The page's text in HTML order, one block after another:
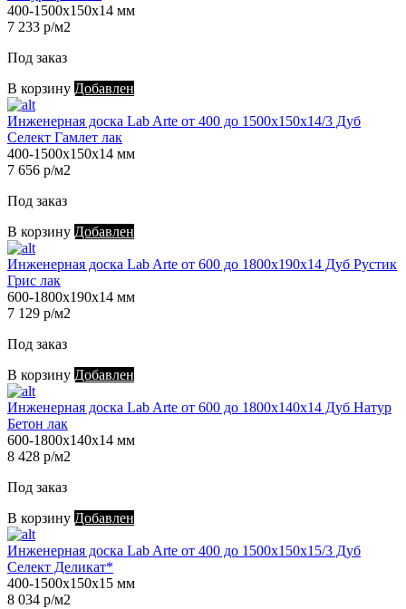
400-1500х150х14 мм
7 233 р/м2
Под заказ
В корзину Добавлен
Инженерная доска Lab Arte от 400 до 1500х150х14/3 Дуб
Селект Гамлет лак
400-1500х150х14 мм
7 656 р/м2
Под заказ
В корзину Добавлен
Инженерная доска Lab Arte от 600 до 1800х190х14 Дуб Рустик
Грис лак
600-1800х190х14 мм
7 129 р/м2
Под заказ
В корзину Добавлен
Инженерная доска Lab Arte от 600 до 1800х140х14 Дуб Натур
Бетон лак
600-1800х140х14 мм
8 428 р/м2
Под заказ
В корзину Добавлен
Инженерная доска Lab Arte от 400 до 1500х150х15/3 Дуб
Селект Деликат*
400-1500х150х15 мм
8 034 р/м2